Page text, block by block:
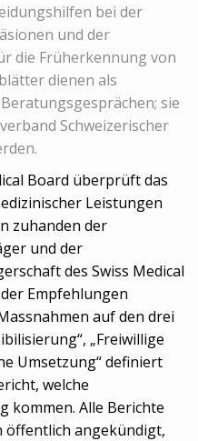
bei der
und der
die Früherkennung von
dienen als
sie
Schweizerischer
Board überprüft das
Leistungen
zuhanden der
und der
des Swiss Medical
Empfehlungen
auf den drei
„Freiwillige
Umsetzung“ definiert
welche
kommen. Alle Berichte
öffentlich angekündigt,